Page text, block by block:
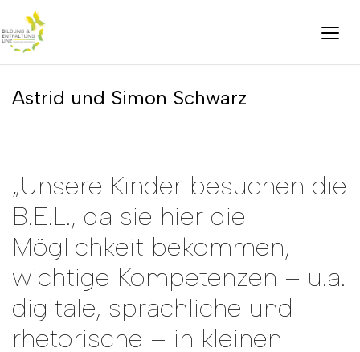
Astrid und Simon Schwarz
„Unsere Kinder besuchen die
B.E.L., da sie hier die
Möglichkeit bekommen,
wichtige Kompetenzen – u.a.
digitale, sprachliche und
rhetorische – in kleinen